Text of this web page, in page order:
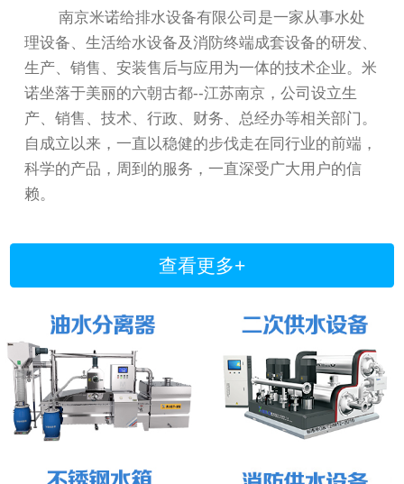
南京米诺给排水设备有限公司是一家从事水处
理设备、生活给水设备及消防终端成套设备的研发、
生产、销售、安装售后与应用为一体的技术企业。米
诺坐落于美丽的六朝古都--江苏南京，公司设立生
产、销售、技术、行政、财务、总经办等相关部门。
自成立以来，一直以稳健的步伐走在同行业的前端，
科学的产品，周到的服务，一直深受广大用户的信
赖。
查看更多+